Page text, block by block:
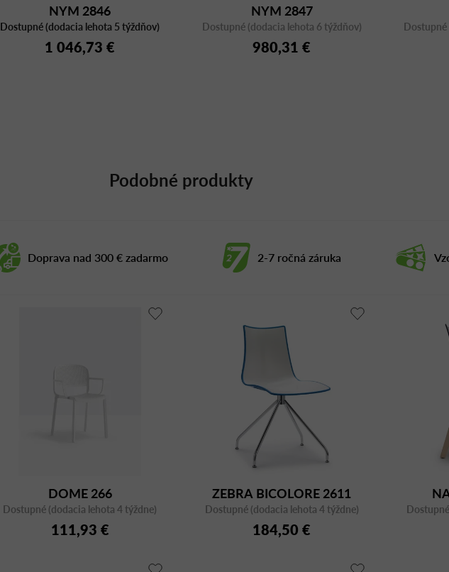
Doprava nad 300 € zadarmo 2-7 ročná záruka
NYM 2846
Dostupné (dodacia lehota 5 týždňov)
1 046,73 €
NYM 2847
Dostupné (dodacia lehota 6 týždňov)
980,31 €
Podobné produkty
DOME 266
Dostupné (dodacia lehota 4 týždne)
111,93 €
ZEBRA BICOLORE 2611
Dostupné (dodacia lehota 4 týždne)
184,50 €